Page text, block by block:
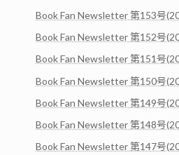
Book Fan Newsletter 第153号
Book Fan Newsletter 第152号
Book Fan Newsletter 第151号
Book Fan Newsletter 第150号
Book Fan Newsletter 第149号
Book Fan Newsletter 第148号
Book Fan Newsletter 第147号